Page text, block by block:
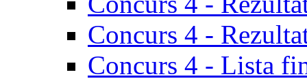
Concurs 4 -
Concurs 4 - Lista